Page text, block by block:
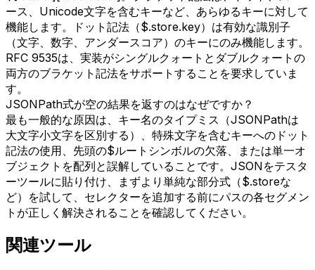
ース、Unicode文字を含むキーなど、あらゆるキーに対して
機能します。ドット記法（$.store.key）は有効な識別子
（文字、数字、アンダースコア）のキーにのみ機能します。
RFC 9535は、実装がシングルクォートとダブルクォートの
両方のブラケット記法をサポートすることを要求していま
す。
JSONPath式が空の結果を返すのはなぜですか？
最も一般的な原因は、キー名のタイプミス（JSONPathは
大文字小文字を区別する）、特殊文字を含むキーへのドット
記法の使用、先頭の$ルートシンボルの欠落、または単一オ
ブジェクトを配列と誤解していることです。JSONをテスタ
ーツールに貼り付け、まずより単純な部分式（$.storeな
ど）を試して、セレクターを追加する前にパスの各セグメン
トが正しく解決されることを確認してください。
関連ツール